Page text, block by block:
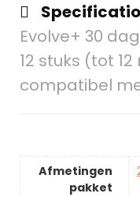
Evolve+ 30
12 stuks (tot
compatibel
Afmetingen
pakket